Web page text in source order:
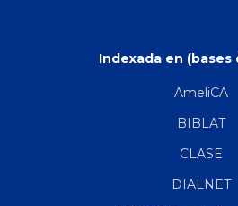
Indexada en (bases
AmeliCA
BIBLAT
CLASE
DIALNET